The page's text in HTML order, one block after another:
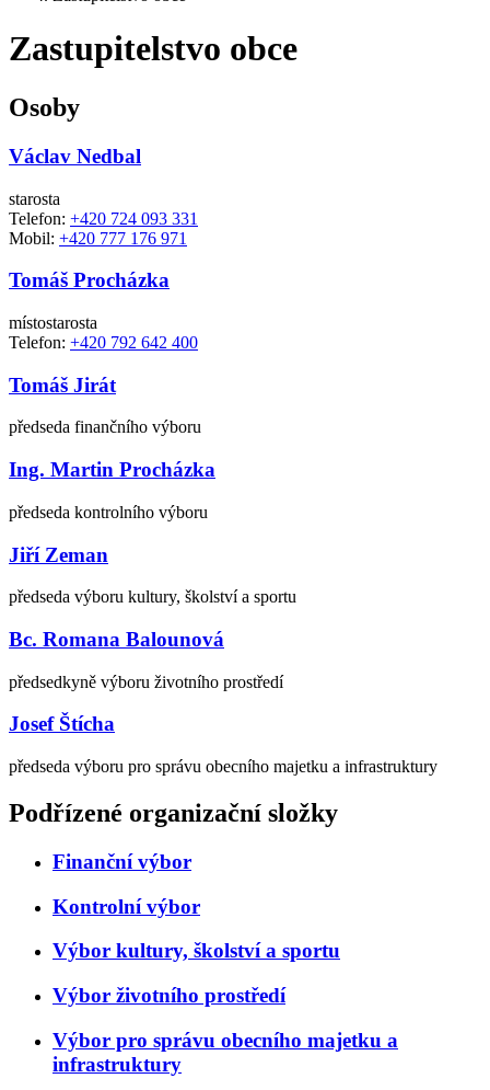
Zastupitelstvo obce
Osoby
Václav Nedbal
starosta
Telefon: +420 724 093 331
Mobil: +420 777 176 971
Tomáš Procházka
místostarosta
Telefon: +420 792 642 400
Tomáš Jirát
předseda finančního výboru
Ing. Martin Procházka
předseda kontrolního výboru
Jiří Zeman
předseda výboru kultury, školství a sportu
Bc. Romana Balounová
předsedkyně výboru životního prostředí
Josef Štícha
předseda výboru pro správu obecního majetku a infrastruktury
Podřízené organizační složky
Finanční výbor
Kontrolní výbor
Výbor kultury, školství a sportu
Výbor životního prostředí
Výbor pro správu obecního majetku a
infrastruktury